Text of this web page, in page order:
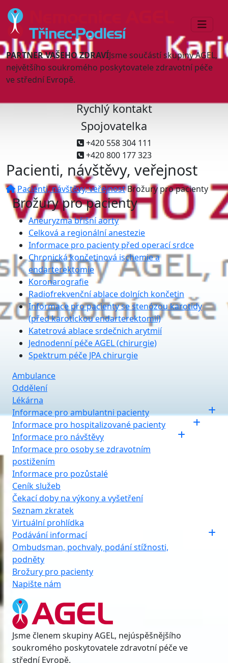
PARTNER VAŠEHO ZDRAVÍJsme součástí skupiny AGEL,
největšího soukromého poskytovatele zdravotní péče
ve střední Evropě.
Rychlý kontakt
Spojovatelka
+420 558 304 111
+420 800 177 323
Pacienti, návštěvy, veřejnost
Pacienti, návštěvy, veřejnost Brožury pro pacienty
Brožury pro pacienty
Aneuryzma břišní aorty
Celková a regionální anestezie
Informace pro pacienty před operací srdce
Chronická končetinová ischemie a
endarterektomie
Koronarografie
Radiofrekvenční ablace dolních končetin
Informace pro pacienty se stenózou karotidy
(před karotickou endarterektomií)
Katetrová ablace srdečnich arytmií
Jednodenní péče AGEL (chirurgie)
Spektrum péče JPA chirurgie
Ambulance
Oddělení
Lékárna
Informace pro ambulantni pacienty
Informace pro hospitalizované pacienty
Informace pro návštěvy
Informace pro osoby se zdravotním
postižením
Informace pro pozůstalé
Ceník služeb
Čekací doby na výkony a vyšetření
Seznam zkratek
Virtuální prohlídka
Podávání informací
Ombudsman, pochvaly, podání stížnosti,
podněty
Brožury pro pacienty
Napište nám
Jsme členem skupiny AGEL, nejúspěšnějšího
soukromého poskytovatele zdravotní péče ve
střední Evropě.